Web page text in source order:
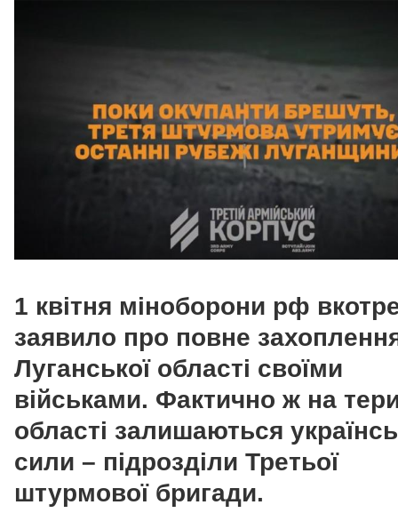
1 квітня міноборони рф
заявило про повне
Луганської області своїми
військами. Фактично ж на
області залишаються
сили – підрозділи Третьої
штурмової бригади.